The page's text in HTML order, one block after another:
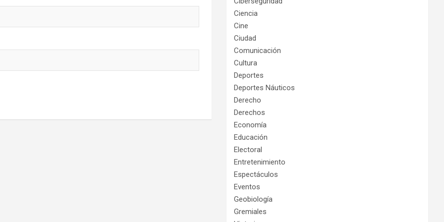
Ciencia
Cine
Ciudad
Comunicación
Cultura
Deportes
Deportes Náuticos
Derecho
Derechos
Economía
Educación
Electoral
Entretenimiento
Espectáculos
Eventos
Geobiología
Gremiales